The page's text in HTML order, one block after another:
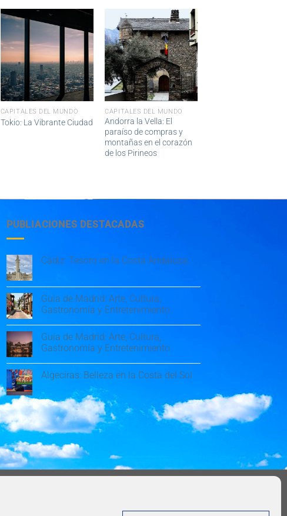
CAPITALES DEL MUNDO
Tokio: La Vibrante Ciudad
CAPITALES DEL MUNDO
Andorra la Vella: El
paraíso de compras y
montañas en el corazón
de los Pirineos
PUBLIACIONES DESTACADAS
Cádiz: Tesoro en la Costa Andaluza
Guía de Madrid: Arte, Cultura,
Gastronomía y Entretenimiento
Guía de Madrid: Arte, Cultura,
Gastronomía y Entretenimiento
Algeciras: Belleza en la Costa del Sol